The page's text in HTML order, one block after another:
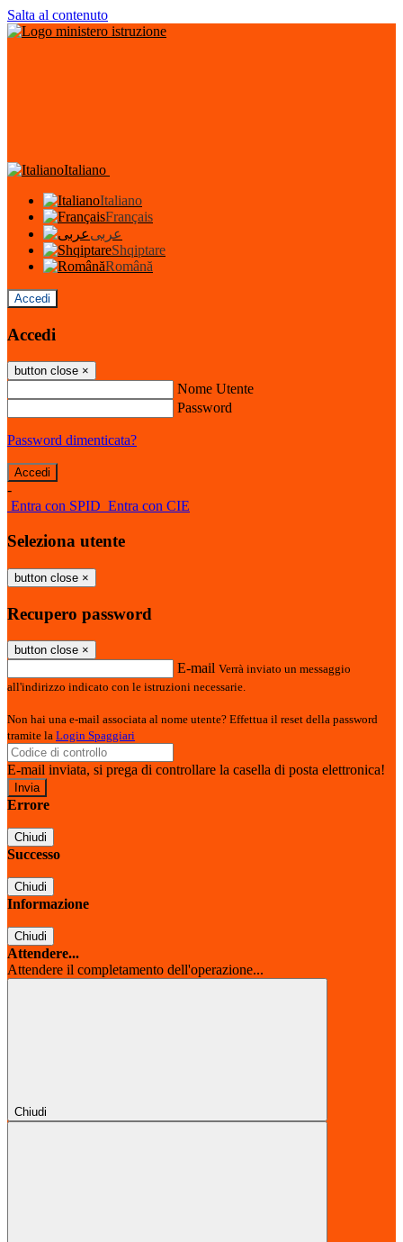
Salta al contenuto
Italiano
Italiano
Français
عربى
Shqiptare
Română
Accedi
Accedi
button close ×
Nome Utente
Password
Password dimenticata?
-
Entra con SPID Entra con CIE
Seleziona utente
button close ×
Recupero password
button close ×
E-mail Verrà inviato un messaggio
all'indirizzo indicato con le istruzioni necessarie.
Non hai una e-mail associata al nome utente? Effettua il reset della password
tramite la Login Spaggiari
E-mail inviata, si prega di controllare la casella di posta elettronica!
Errore
Chiudi
Successo
Chiudi
Informazione
Chiudi
Attendere...
Attendere il completamento dell'operazione...
Chiudi